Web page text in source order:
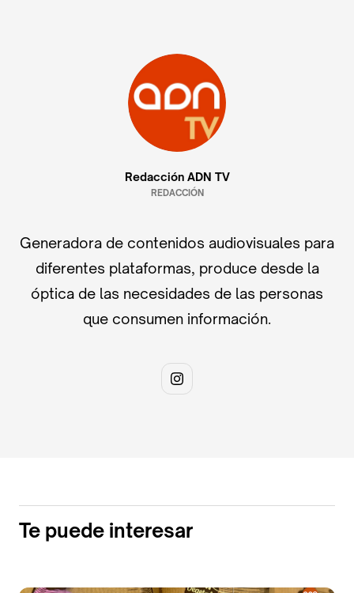
Redacción ADN TV
REDACCIÓN
Generadora de contenidos audiovisuales para
diferentes plataformas, produce desde la
óptica de las necesidades de las personas
que consumen información.
Te puede interesar